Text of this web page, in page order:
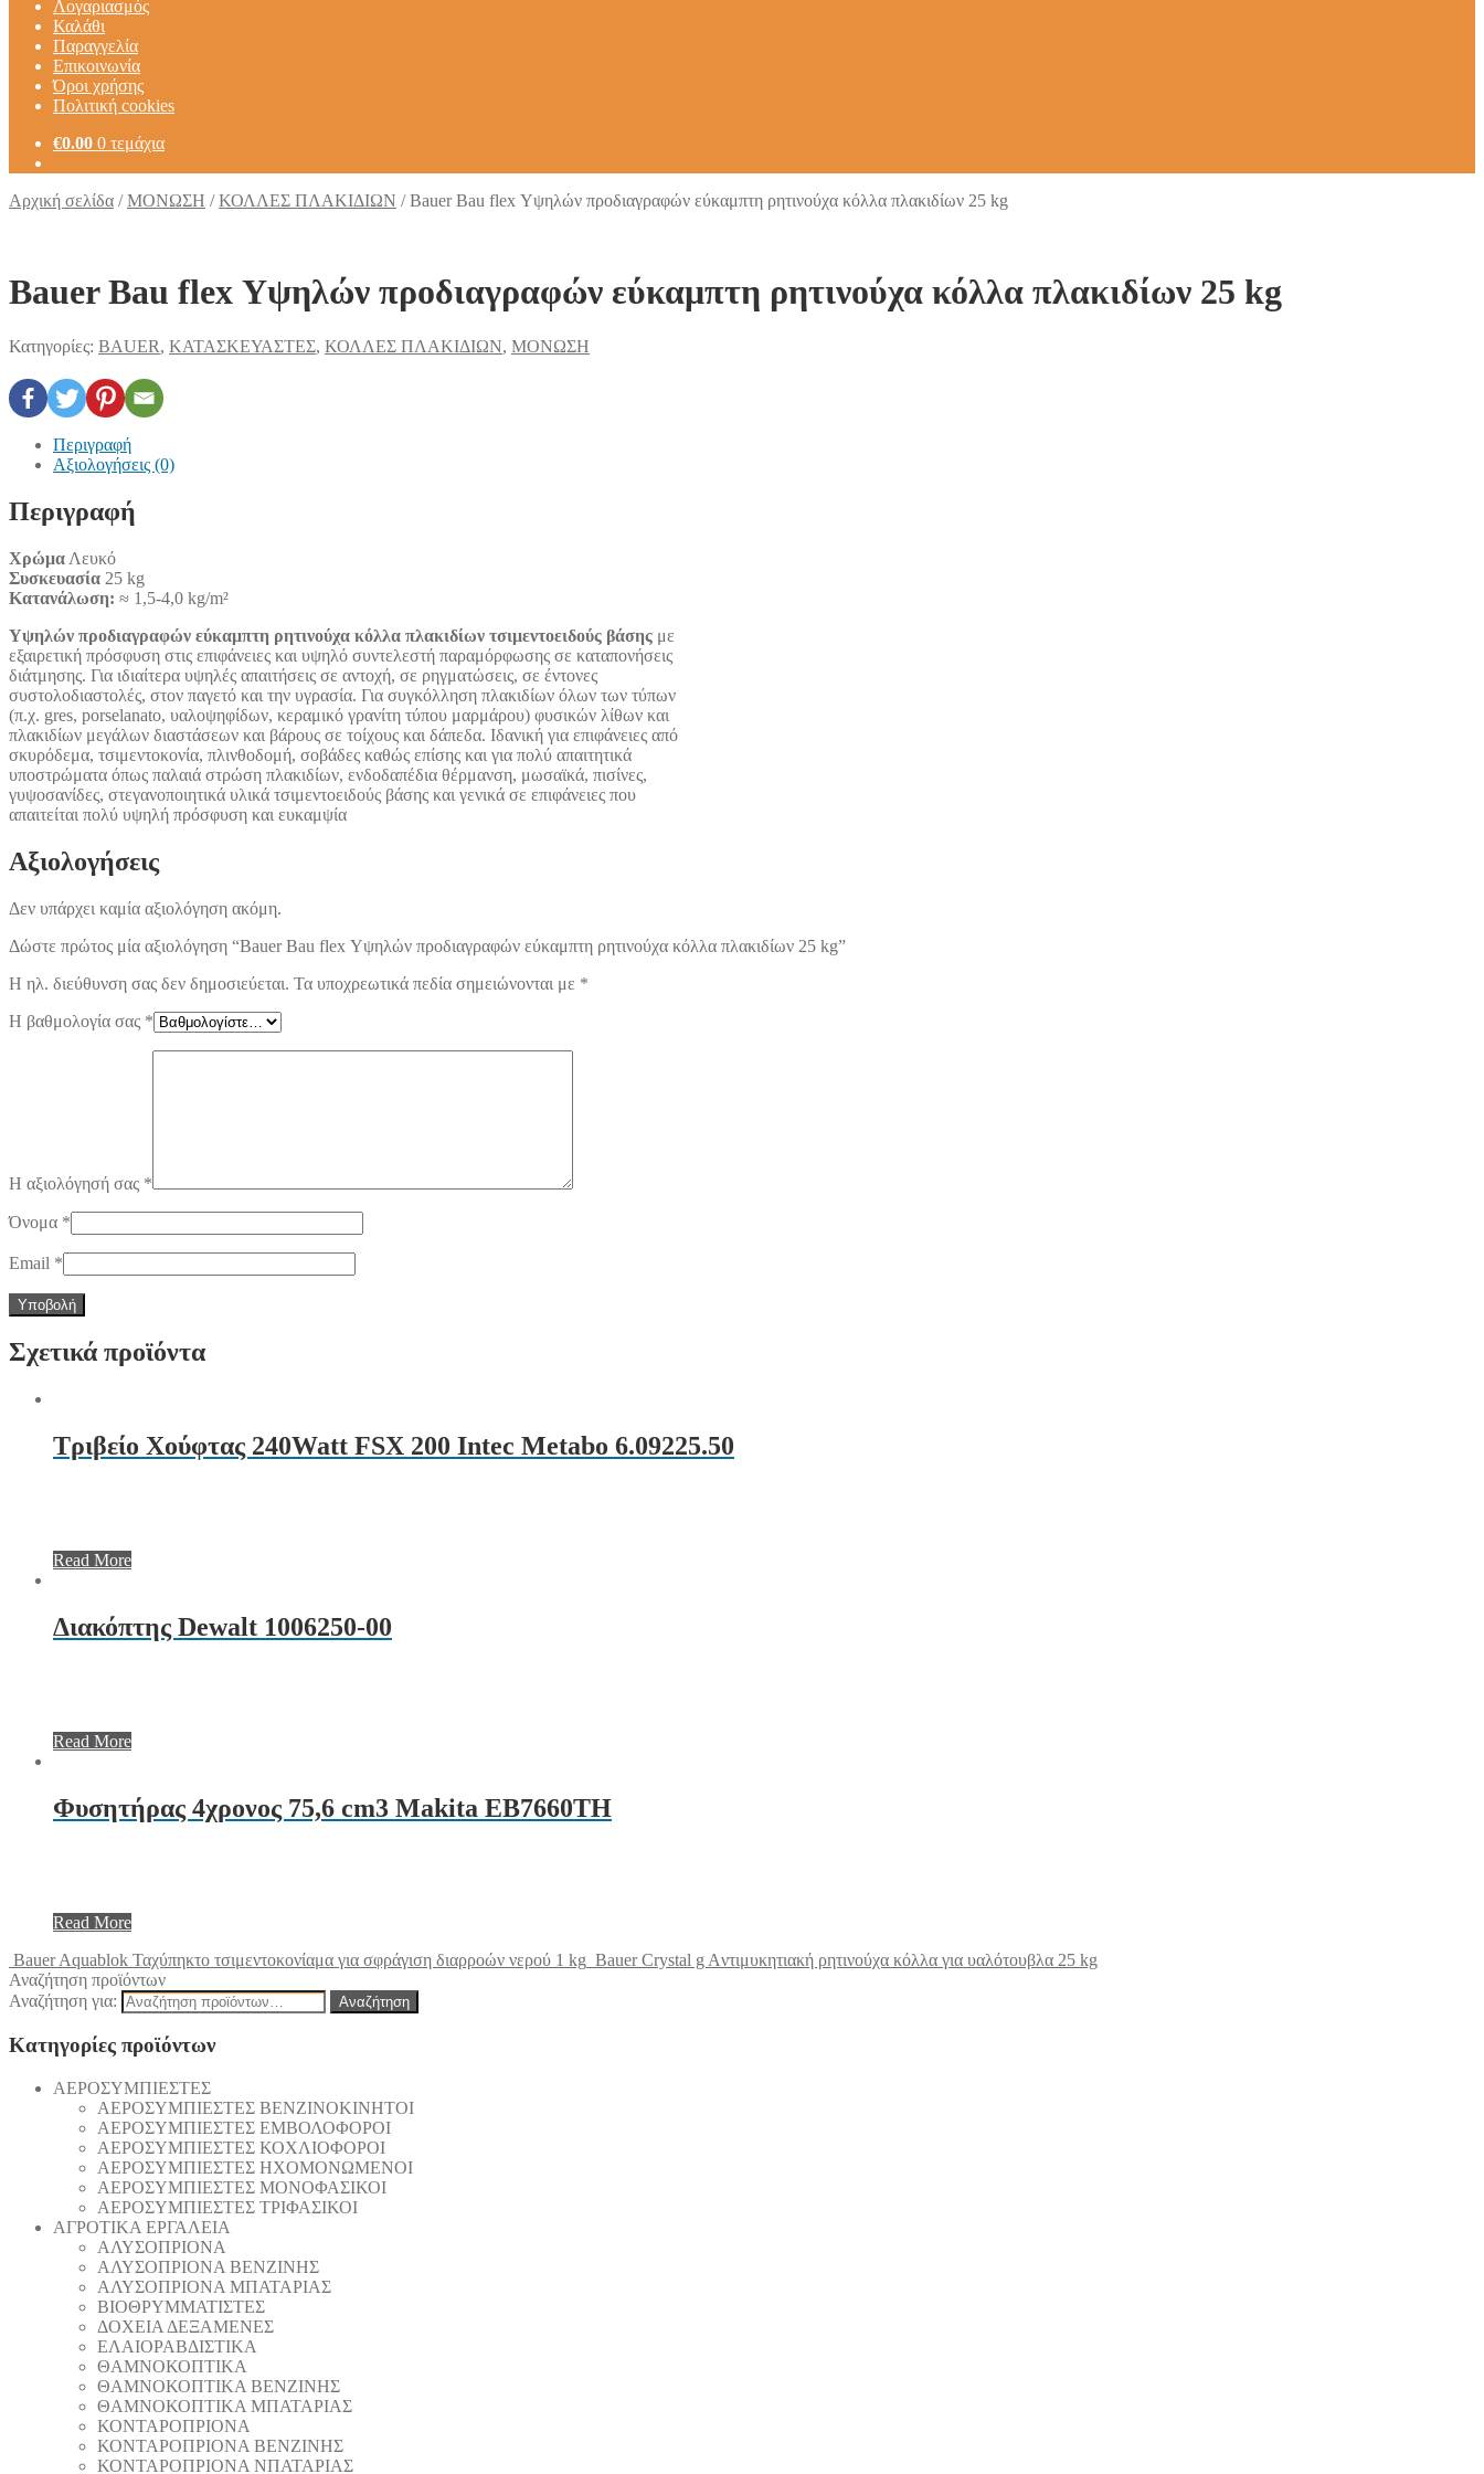
Λογαριασμός
Καλάθι
Παραγγελία
Επικοινωνία
Όροι χρήσης
Πολιτική cookies
€0.00 0 τεμάχια
Αρχική σελίδα /ΜΟΝΩΣΗ /ΚΟΛΛΕΣ ΠΛΑΚΙΔΙΩΝ /Bauer Bau flex Υψηλών προδιαγραφών εύκαμπτη ρητινούχα κόλλα πλακιδίων 25 kg
Bauer Bau flex Υψηλών προδιαγραφών εύκαμπτη ρητινούχα κόλλα πλακιδίων 25 kg
Κατηγορίες: BAUER, ΚΑΤΑΣΚΕΥΑΣΤΕΣ, ΚΟΛΛΕΣ ΠΛΑΚΙΔΙΩΝ, ΜΟΝΩΣΗ
Περιγραφή
Αξιολογήσεις (0)
Περιγραφή
Χρώμα Λευκό
Συσκευασία 25 kg
Κατανάλωση: ≈ 1,5-4,0 kg/m²
Υψηλών προδιαγραφών εύκαμπτη ρητινούχα κόλλα πλακιδίων τσιμεντοειδούς βάσης με
εξαιρετική πρόσφυση στις επιφάνειες και υψηλό συντελεστή παραμόρφωσης σε καταπονήσεις
διάτμησης. Για ιδιαίτερα υψηλές απαιτήσεις σε αντοχή, σε ρηγματώσεις, σε έντονες
συστολοδιαστολές, στον παγετό και την υγρασία. Για συγκόλληση πλακιδίων όλων των τύπων
(π.χ. gres, porselanato, υαλοψηφίδων, κεραμικό γρανίτη τύπου μαρμάρου) φυσικών λίθων και
πλακιδίων μεγάλων διαστάσεων και βάρους σε τοίχους και δάπεδα. Ιδανική για επιφάνειες από
σκυρόδεμα, τσιμεντοκονία, πλινθοδομή, σοβάδες καθώς επίσης και για πολύ απαιτητικά
υποστρώματα όπως παλαιά στρώση πλακιδίων, ενδοδαπέδια θέρμανση, μωσαϊκά, πισίνες,
γυψοσανίδες, στεγανοποιητικά υλικά τσιμεντοειδούς βάσης και γενικά σε επιφάνειες που
απαιτείται πολύ υψηλή πρόσφυση και ευκαμψία
Αξιολογήσεις
Δεν υπάρχει καμία αξιολόγηση ακόμη.
Δώστε πρώτος μία αξιολόγηση “Bauer Bau flex Υψηλών προδιαγραφών εύκαμπτη ρητινούχα κόλλα πλακιδίων 25 kg”
Η ηλ. διεύθυνση σας δεν δημοσιεύεται. Τα υποχρεωτικά πεδία σημειώνονται με *
Η βαθμολογία σας *
Η αξιολόγησή σας *
Όνομα *
Email *
Σχετικά προϊόντα
Τριβείο Χούφτας 240Watt FSX 200 Intec Metabo 6.09225.50
Read More
Διακόπτης Dewalt 1006250-00
Read More
Φυσητήρας 4χρονος 75,6 cm3 Makita EB7660TH
Read More
Bauer Aquablok Ταχύπηκτο τσιμεντοκονίαμα για σφράγιση διαρροών νερού 1 kg Bauer Crystal g Aντιμυκητιακή ρητινούχα κόλλα για υαλότουβλα 25 kg
Αναζήτηση προϊόντων
Αναζήτηση για:
Αναζήτηση
Κατηγορίες προϊόντων
AEΡΟΣΥΜΠΙΕΣΤΕΣ
AEΡΟΣΥΜΠΙΕΣΤΕΣ ΒΕΝΖΙΝΟΚΙΝΗΤΟΙ
AEΡΟΣΥΜΠΙΕΣΤΕΣ ΕΜΒΟΛΟΦΟΡΟΙ
AEΡΟΣΥΜΠΙΕΣΤΕΣ ΚΟΧΛΙΟΦΟΡΟΙ
ΑΕΡΟΣΥΜΠΙΕΣΤΕΣ ΗΧΟΜΟΝΩΜΕΝΟΙ
ΑΕΡΟΣΥΜΠΙΕΣΤΕΣ ΜΟΝΟΦΑΣΙΚΟΙ
ΑΕΡΟΣΥΜΠΙΕΣΤΕΣ ΤΡΙΦΑΣΙΚΟΙ
ΑΓΡΟΤΙΚΑ ΕΡΓΑΛΕΙΑ
AΛΥΣΟΠΡΙΟΝΑ
AΛΥΣΟΠΡΙΟΝΑ ΒΕΝΖΙΝΗΣ
AΛΥΣΟΠΡΙΟΝΑ ΜΠΑΤΑΡΙΑΣ
ΒΙΟΘΡΥΜΜΑΤΙΣΤΕΣ
ΔΟΧΕΙΑ ΔΕΞΑΜΕΝΕΣ
ΕΛΑΙΟΡΑΒΔΙΣΤΙΚΑ
ΘAΜΝΟΚΟΠΤΙΚΑ
ΘAΜΝΟΚΟΠΤΙΚΑ ΒΕΝΖΙΝΗΣ
ΘAΜΝΟΚΟΠΤΙΚΑ ΜΠΑΤΑΡΙΑΣ
ΚΟΝΤΑΡΟΠΡΙΟΝΑ
ΚΟΝΤΑΡΟΠΡΙΟΝΑ ΒΕΝΖΙΝΗΣ
ΚΟΝΤΑΡΟΠΡΙΟΝΑ ΝΠΑΤΑΡΙΑΣ